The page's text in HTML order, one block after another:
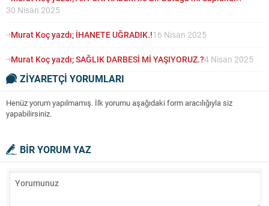
30 Nisan 2025
Murat Koç yazdı; İHANETE UĞRADIK.!16 Nisan 2025
Murat Koç yazdı; SAĞLIK DARBESİ Mİ YAŞIYORUZ.?4 Nisan 2025
ZİYARETÇİ YORUMLARI
Henüz yorum yapılmamış. İlk yorumu aşağıdaki form aracılığıyla siz
yapabilirsiniz.
BİR YORUM YAZ